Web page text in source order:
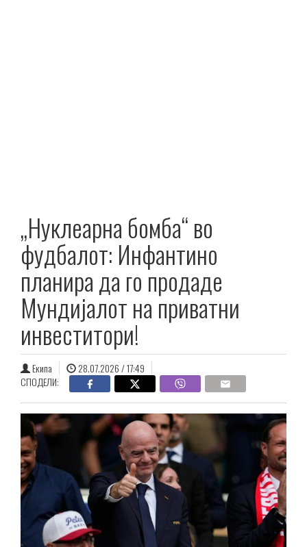
„Нуклеарна бомба“ во
фудбалот: Инфантино
планира да го продаде
Мундијалот на приватни
инвеститори!
Екипа
28.07.2026 / 17:49
СПОДЕЛИ: